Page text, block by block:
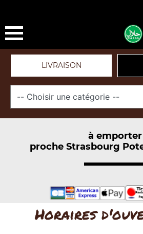
LIVRAISON
à emporter
proche Strasbourg
Horaires